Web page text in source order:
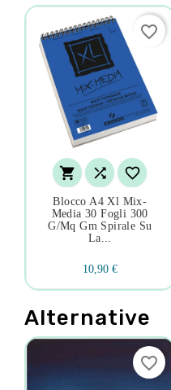
  
Blocco A4 Xl Mix-
Media 30 Fogli 300
G/mq Gm Spirale Su
La...
10,90 €
favorite_border
Alternative
favorite_border